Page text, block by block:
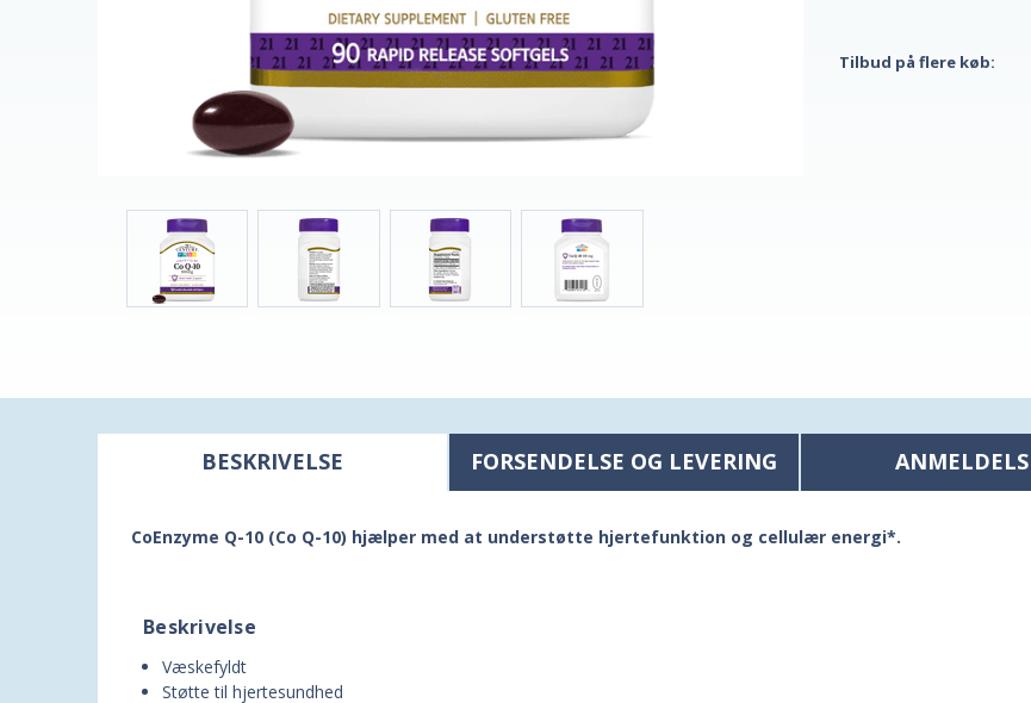
Tilbud på flere køb:
BESKRIVELSE FORSENDELSE OG LEVERING
CoEnzyme Q-10 (Co Q-10) hjælper med at understøtte hjertefunktion og cellulær energi*.
Beskrivelse
Væskefyldt
Støtte til hjertesundhed